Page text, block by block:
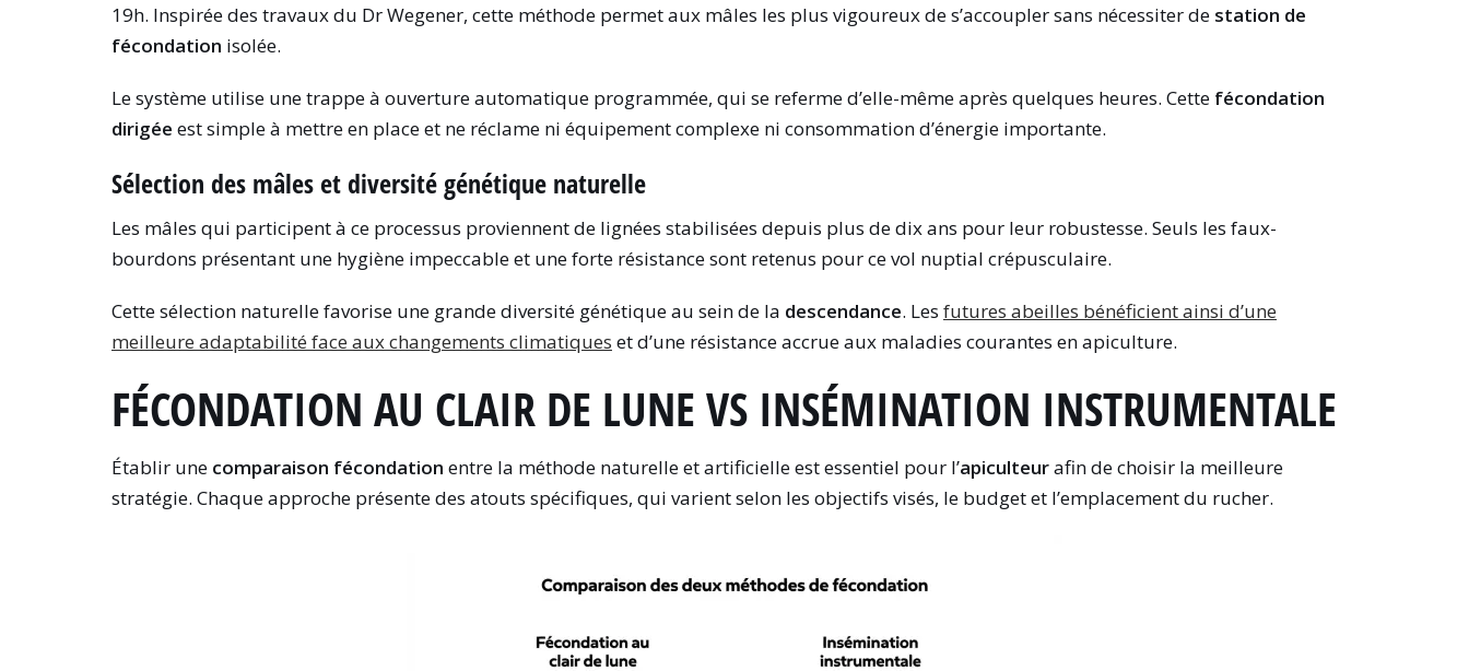
19h. Inspirée des travaux du Dr Wegener, cette méthode permet aux mâles les plus vigoureux de s’accoupler sans nécessiter de station de
fécondation isolée.
Le système utilise une trappe à ouverture automatique programmée, qui se referme d’elle-même après quelques heures. Cette fécondation
dirigée est simple à mettre en place et ne réclame ni équipement complexe ni consommation d’énergie importante.
Sélection des mâles et diversité génétique naturelle
Les mâles qui participent à ce processus proviennent de lignées stabilisées depuis plus de dix ans pour leur robustesse. Seuls les faux-
bourdons présentant une hygiène impeccable et une forte résistance sont retenus pour ce vol nuptial crépusculaire.
Cette sélection naturelle favorise une grande diversité génétique au sein de la descendance. Les futures abeilles bénéficient ainsi d’une
meilleure adaptabilité face aux changements climatiques et d’une résistance accrue aux maladies courantes en apiculture.
FÉCONDATION AU CLAIR DE LUNE VS INSÉMINATION INSTRUMENTALE
Établir une comparaison fécondation entre la méthode naturelle et artificielle est essentiel pour l’apiculteurafin de choisir la meilleure
stratégie. Chaque approche présente des atouts spécifiques, qui varient selon les objectifs visés, le budget et l’emplacement du rucher.